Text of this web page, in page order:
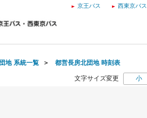
京王バス 西東京バス
地 系統一覧 ＞ 都営長房北団地 時刻表
文字サイズ変更 小